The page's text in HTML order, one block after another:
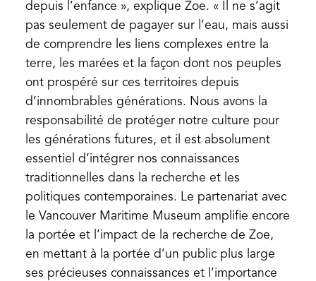
depuis l’enfance », explique Zoe. « Il ne s’agit
pas seulement de pagayer sur l’eau, mais aussi
de comprendre les liens complexes entre la
terre, les marées et la façon dont nos peuples
ont prospéré sur ces territoires depuis
d’innombrables générations. Nous avons la
responsabilité de protéger notre culture pour
les générations futures, et il est absolument
essentiel d’intégrer nos connaissances
traditionnelles dans la recherche et les
politiques contemporaines. Le partenariat avec
le Vancouver Maritime Museum amplifie encore
la portée et l’impact de la recherche de Zoe,
en mettant à la portée d’un public plus large
ses précieuses connaissances et l’importance